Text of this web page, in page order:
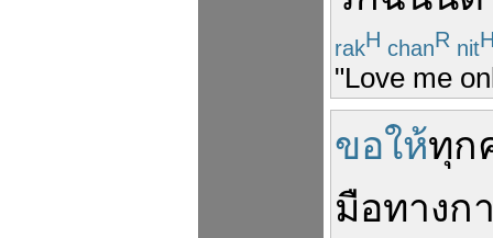
rakH chanR nit
"Love me
ขอให้ทุก
มือทางก